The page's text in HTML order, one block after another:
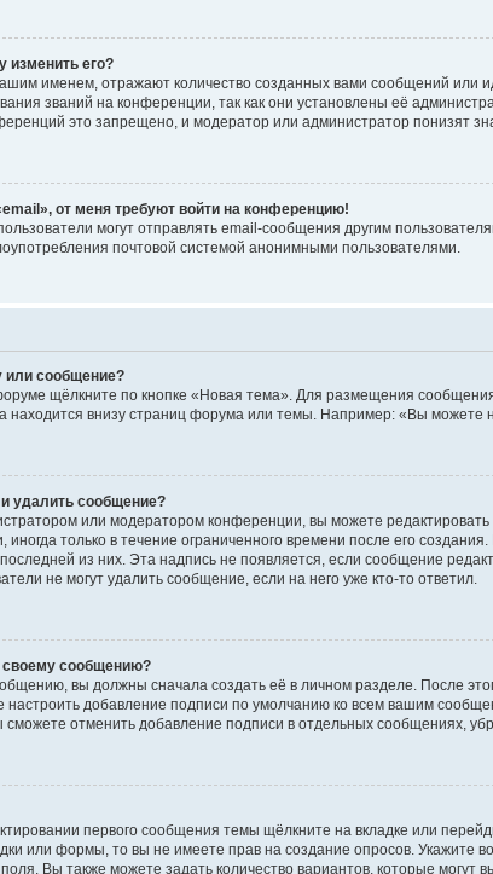
изменить его?
именем, отражают количество созданных вами сообщений
званий на конференции, так как они установлены её
это запрещено, и модератор или администратор понизят
от меня требуют войти на конференцию!
могут отправлять email-сообщения другим
почтовой системой анонимными пользователями.
или сообщение?
щёлкните по кнопке «Новая тема». Для размещения
находится внизу страниц форума или темы. Например: «Вы
удалить сообщение?
или модератором конференции, вы можете
только в течение ограниченного времени после его
из них. Эта надпись не появляется, если сообщение
не могут удалить сообщение, если на него уже кто-то ответил.
своему сообщению?
вы должны сначала создать её в личном разделе. После
настроить добавление подписи по умолчанию ко всем вашим
сможете отменить добавление подписи в отдельных сообщениях,
первого сообщения темы щёлкните на вкладке или
или формы, то вы не имеете прав на создание опросов. Укажите
поля. Вы также можете задать количество вариантов, которые